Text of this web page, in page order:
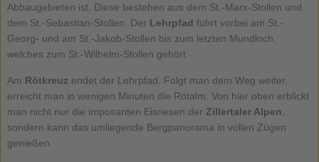
Abbaugebieten ist. Diese bestehen aus dem St.-Marx-Stollen und
dem St.-Sebastian-Stollen. Der Lehrpfad führt vorbei am St.-
Georg- und am St.-Jakob-Stollen bis zum letzten Mundloch,
welches zum St.-Wilhelm-Stollen gehört.
Am Rötkreuz endet der Lehrpfad. Folgt man dem Weg weiter,
erreicht man in wenigen Minuten die Rötalm. Von hier oben erblickt
man nicht nur die imposanten Eisriesen der Zillertaler Alpen
sondern kann das umliegende Bergpanorama in vollen Zügen
genießen.